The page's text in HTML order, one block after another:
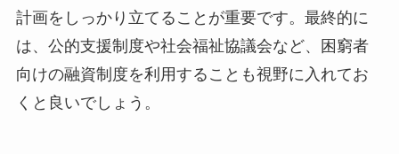
計画をしっかり立てることが重要です。最終的に
は、公的支援制度や社会福祉協議会など、困窮者
向けの融資制度を利用することも視野に入れてお
くと良いでしょう。